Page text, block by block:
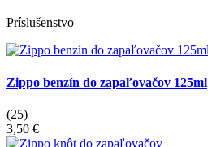
Príslušenstvo
Zippo benzín do zapaľovačov 125ml
(25)
3,50 €